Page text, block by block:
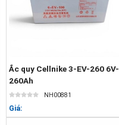
Ắc quy Cellnike 3-EV-260 6V-
260Ah
NH00881
Giá: